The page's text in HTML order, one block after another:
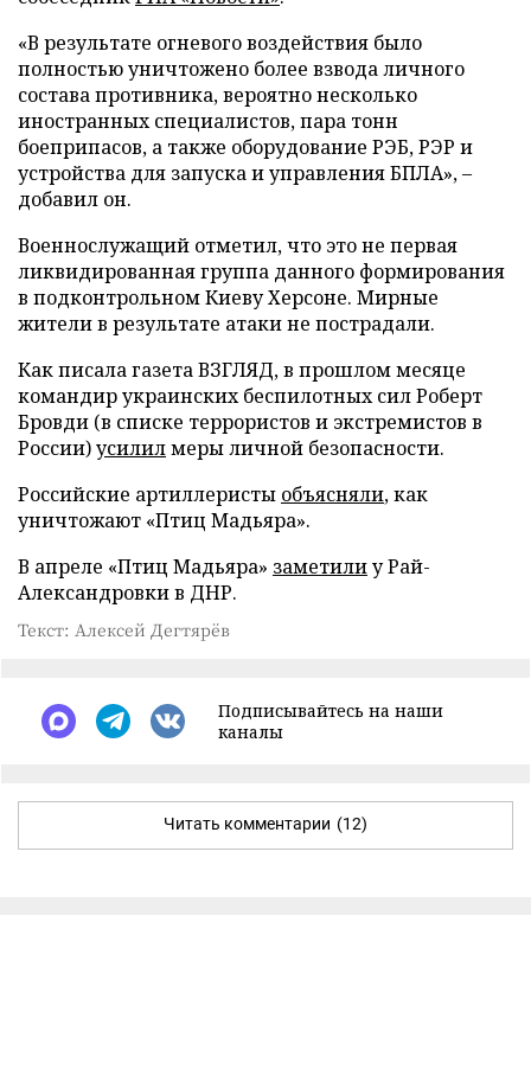
«В результате огневого воздействия было
полностью уничтожено более взвода личного
состава противника, вероятно несколько
иностранных специалистов, пара тонн
боеприпасов, а также оборудование РЭБ, РЭР и
устройства для запуска и управления БПЛА», –
добавил он.
Военнослужащий отметил, что это не первая
ликвидированная группа данного формирования
в подконтрольном Киеву Херсоне. Мирные
жители в результате атаки не пострадали.
Как писала газета ВЗГЛЯД, в прошлом месяце
командир украинских беспилотных сил Роберт
Бровди (в списке террористов и экстремистов в
России)усилилмеры личной безопасности.
Российские артиллеристы объясняли, как
уничтожают «Птиц Мадьяра».
В апреле «Птиц Мадьяра» заметилиу Рай-
Александровки в ДНР.
Текст: Алексей Дегтярёв
Подписывайтесь на наши
каналы
Читать комментарии (12)